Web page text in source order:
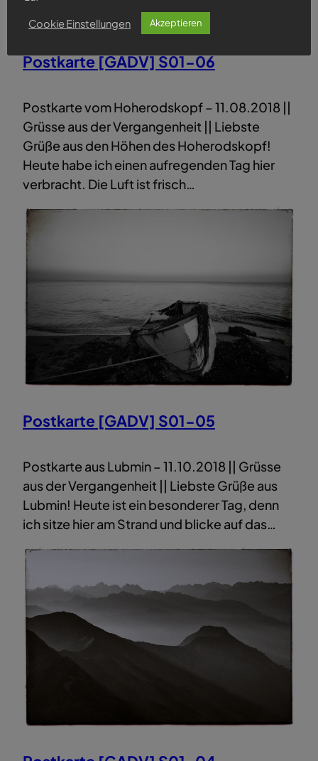
Postkarte [GADV] S01-06
Postkarte vom Hoherodskopf – 11.08.2018 ||
Grüsse aus der Vergangenheit || Liebste
Grüße aus den Höhen des Hoherodskopf!
Heute habe ich einen aufregenden Tag hier
verbracht. Die Luft ist frisch…
Postkarte [GADV] S01-05
Postkarte aus Lubmin – 11.10.2018 || Grüsse
aus der Vergangenheit || Liebste Grüße aus
Lubmin! Heute ist ein besonderer Tag, denn
ich sitze hier am Strand und blicke auf das…
Cookie Einstellungen Akzeptieren